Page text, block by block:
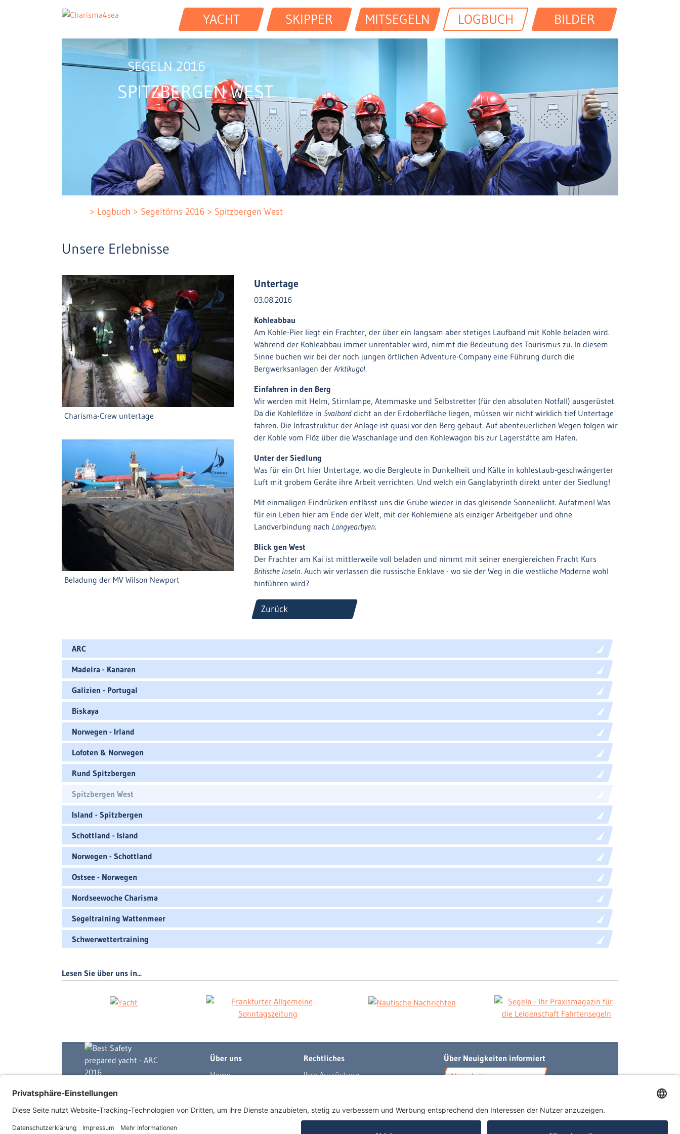
YACHT SKIPPER MITSEGELN LOGBUCH BILDER
SEGELN 2016
SPITZBERGEN WEST
Logbuch Segeltörns 2016 Spitzbergen West
Unsere Erlebnisse
Charisma-Crew untertage
Beladung der MV Wilson Newport
Untertage
03.08.2016
Kohleabbau
Am Kohle-Pier liegt ein Frachter, der über ein langsam aber stetiges Laufband mit Kohle beladen wird.
Während der Kohleabbau immer unrentabler wird, nimmt die Bedeutung des Tourismus zu. In diesem
Sinne buchen wir bei der noch jungen örtlichen Adventure-Company eine Führung durch die
Bergwerksanlagen der Arktikugol.
Einfahren in den Berg
Wir werden mit Helm, Stirnlampe, Atemmaske und Selbstretter (für den absoluten Notfall) ausgerüstet.
Da die Kohleflöze in Svalbard dicht an der Erdoberfläche liegen, müssen wir nicht wirklich tief Untertage
fahren. Die Infrastruktur der Anlage ist quasi vor den Berg gebaut. Auf abenteuerlichen Wegen folgen wir
der Kohle vom Flöz über die Waschanlage und den Kohlewagon bis zur Lagerstätte am Hafen.
Unter der Siedlung
Was für ein Ort hier Untertage, wo die Bergleute in Dunkelheit und Kälte in kohlestaub-geschwängerter
Luft mit grobem Geräte ihre Arbeit verrichten. Und welch ein Ganglabyrinth direkt unter der Siedlung!
Mit einmaligen Eindrücken entlässt uns die Grube wieder in das gleisende Sonnenlicht. Aufatmen! Was
für ein Leben hier am Ende der Welt, mit der Kohlemiene als einziger Arbeitgeber und ohne
Landverbindung nach Longyearbyen.
Blick gen West
Der Frachter am Kai ist mittlerweile voll beladen und nimmt mit seiner energiereichen Fracht Kurs
Britische Inseln. Auch wir verlassen die russische Enklave - wo sie der Weg in die westliche Moderne wohl
hinführen wird?
Zurück
ARC
Madeira - Kanaren
Galizien - Portugal
Biskaya
Norwegen - Irland
Lofoten & Norwegen
Rund Spitzbergen
Spitzbergen West
Island - Spitzbergen
Schottland - Island
Norwegen - Schottland
Ostsee - Norwegen
Nordseewoche Charisma
Segeltraining Wattenmeer
Schwerwettertraining
Lesen Sie über uns in...
Über uns
Home
Skipper
Rechtliches
Ihre Ausrüstung
Datenschutzerklärung
AGB
Über Neuigkeiten informiert
Newsletter